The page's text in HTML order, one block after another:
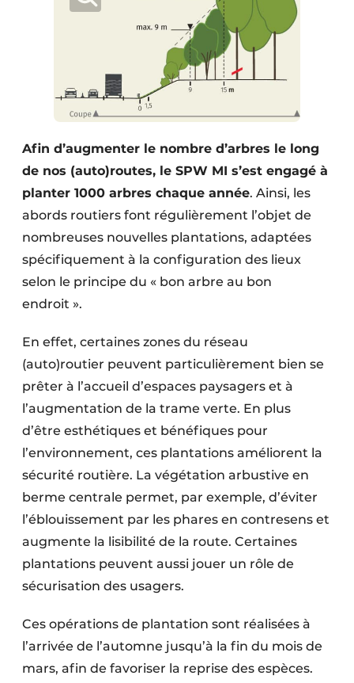
Afin d’augmenter le nombre d’arbres le long
de nos (auto)routes, le SPW MI s’est engagé à
planter 1000 arbres chaque année. Ainsi, les
abords routiers font régulièrement l’objet de
nombreuses nouvelles plantations, adaptées
spécifiquement à la configuration des lieux
selon le principe du « bon arbre au bon
endroit ».
En effet, certaines zones du réseau
(auto)routier peuvent particulièrement bien se
prêter à l’accueil d’espaces paysagers et à
l’augmentation de la trame verte. En plus
d’être esthétiques et bénéfiques pour
l’environnement, ces plantations améliorent la
sécurité routière. La végétation arbustive en
berme centrale permet, par exemple, d’éviter
l’éblouissement par les phares en contresens et
augmente la lisibilité de la route. Certaines
plantations peuvent aussi jouer un rôle de
sécurisation des usagers.
Ces opérations de plantation sont réalisées à
l’arrivée de l’automne jusqu’à la fin du mois de
mars, afin de favoriser la reprise des espèces.